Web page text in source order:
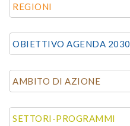
REGIONI
OBIETTIVO AGENDA 2030
AMBITO DI AZIONE
SETTORI-PROGRAMMI